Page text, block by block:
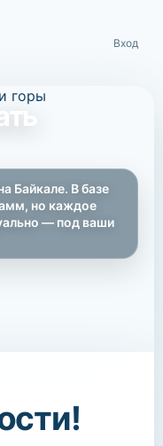
Вход
Байкале. В базе
но каждое
— под ваши